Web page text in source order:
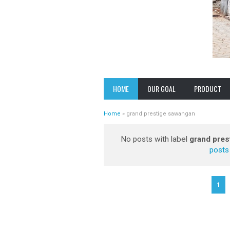
HOME OUR GOAL
VISION
MISSION
EXPERIENCES
PRODUCT
PAMULANG
PRESTIGE
SAWANGAN
CASA ANDARA
PRESTIGE 2
SAWANGAN
Home » grand prestige sawangan
No posts with label grand
posts
1